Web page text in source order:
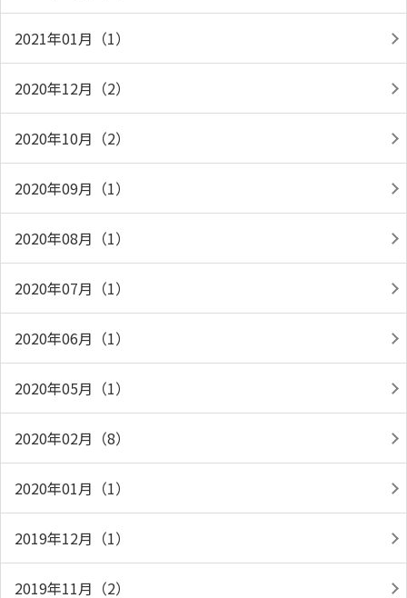
2021年01月（1）
2020年12月（2）
2020年10月（2）
2020年09月（1）
2020年08月（1）
2020年07月（1）
2020年06月（1）
2020年05月（1）
2020年02月（8）
2020年01月（1）
2019年12月（1）
2019年11月（2）